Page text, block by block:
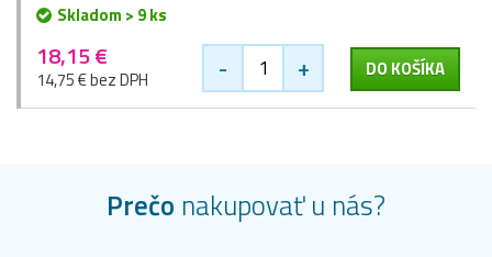
Skladom > 9 ks
18,15 €
14,75 € bez DPH - + DO KOŠÍKA
Prečo nakupovať u nás?